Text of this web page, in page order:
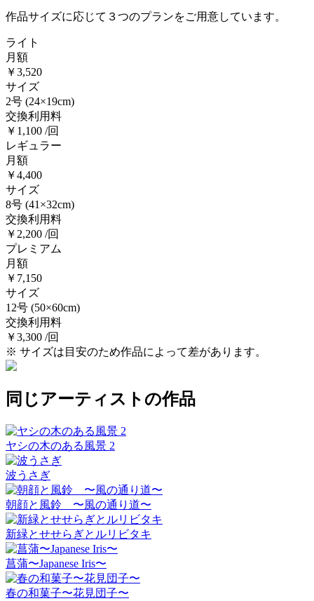
作品サイズに応じて３つのプランをご用意しています。
ライト
月額
￥3,520
サイズ
2号 (24×19cm)
交換利用料
￥1,100 /回
レギュラー
月額
￥4,400
サイズ
8号 (41×32cm)
交換利用料
￥2,200 /回
プレミアム
月額
￥7,150
サイズ
12号 (50×60cm)
交換利用料
￥3,300 /回
※ サイズは目安のため作品によって差があります。
同じアーティストの作品
ヤシの木のある風景 2
波うさぎ
朝顔と風鈴 〜風の通り道〜
新緑とせせらぎとルリビタキ
菖蒲〜Japanese Iris〜
春の和菓子〜花見団子〜